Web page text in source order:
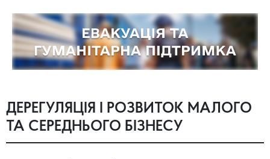
ДЕРЕГУЛЯЦІЯ І РОЗВИТОК МАЛОГО
ТА СЕРЕДНЬОГО БІЗНЕСУ